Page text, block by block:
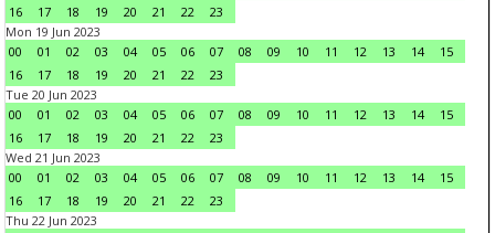
16
17 18 19 20 21 22
23
Mon 19 Jun 2023
00
01 02 03 04 05 06 07 08 09 10 11 12 13 14
15
16
17 18 19 20 21 22
23
Tue 20 Jun 2023
00
01 02 03 04 05 06 07 08 09 10 11 12 13 14
15
16
17 18 19 20 21 22
23
Wed 21 Jun 2023
00
01 02 03 04 05 06 07 08 09 10 11 12 13 14
15
16
17 18 19 20 21 22
23
Thu 22 Jun 2023